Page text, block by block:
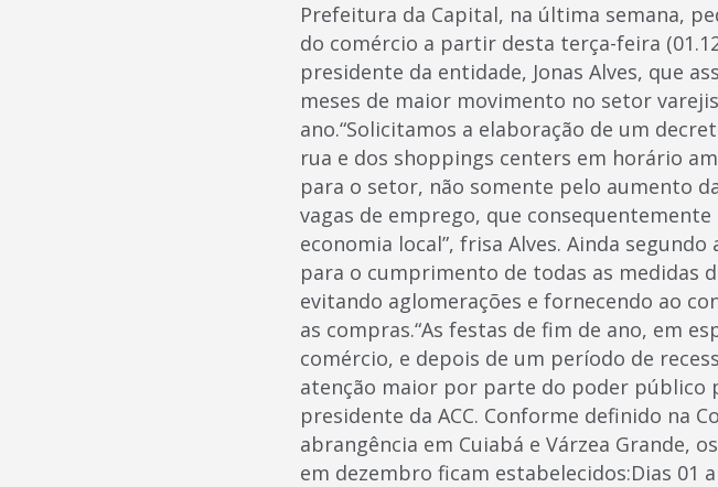
Prefeitura da Capital, na última semana,
do comércio a partir desta terça-feira
presidente da entidade, Jonas Alves, que
meses de maior movimento no setor
ano.“Solicitamos a elaboração de um
rua e dos shoppings centers em horário
para o setor, não somente pelo aumento
vagas de emprego, que
economia local”, frisa Alves. Ainda
para o cumprimento de todas as medidas
evitando aglomerações e fornecendo ao
as compras.“As festas de fim de ano, em
comércio, e depois de um período de
atenção maior por parte do poder público
presidente da ACC. Conforme definido na
abrangência em Cuiabá e Várzea Grande,
em dezembro ficam estabelecidos:Dias 01